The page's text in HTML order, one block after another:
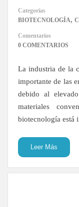
Categorías
BIOTECNOLOGÍA,
Comentarios
0 COMENTARIOS
La industria de la
importante de las
debido al
materiales
biotecnología está
Leer Más